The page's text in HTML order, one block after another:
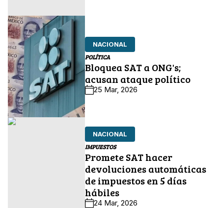
NACIONAL
POLÍTICA
Bloquea SAT a ONG's;
acusan ataque político
25 Mar, 2026
NACIONAL
IMPUESTOS
Promete SAT hacer
devoluciones automáticas
de impuestos en 5 días
hábiles
24 Mar, 2026